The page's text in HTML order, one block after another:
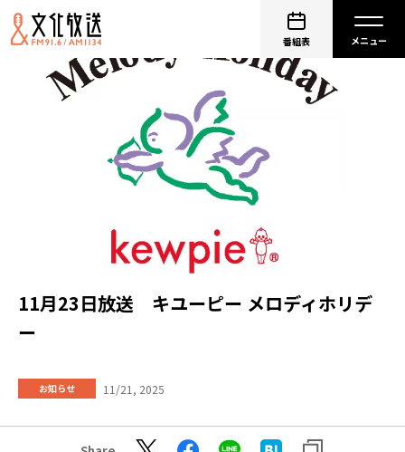
番組表
11月23日放送 キユーピー メロディホリデ
ー
お知らせ 11/21, 2025